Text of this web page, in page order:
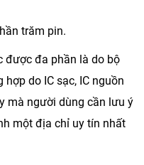
trăm pin.
được đa phần là do bộ
do IC sạc, IC nguồn
mà người dùng cần lưu ý
một địa chỉ uy tín nhất